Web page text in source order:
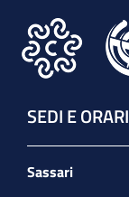
SEDI E ORARI
Sassari